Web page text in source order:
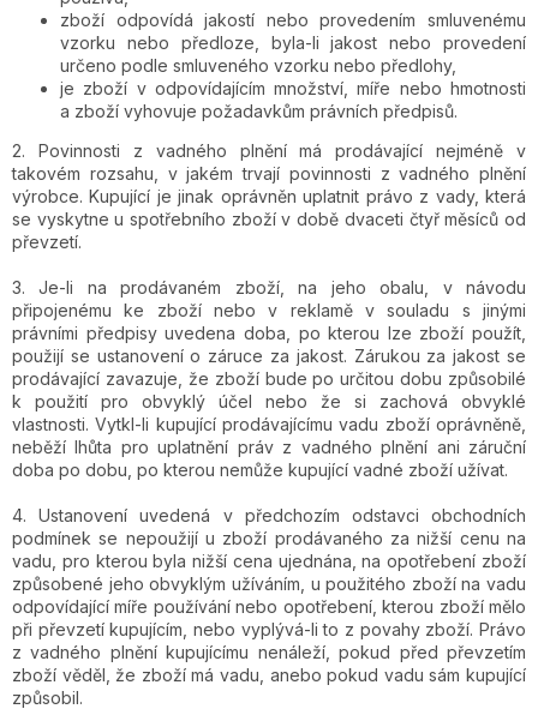
zboží odpovídá jakostí nebo provedením smluvenému
vzorku nebo předloze, byla-li jakost nebo provedení
určeno podle smluveného vzorku nebo předlohy,
je zboží v odpovídajícím množství, míře nebo hmotnosti
a zboží vyhovuje požadavkům právních předpisů.
2. Povinnosti z vadného plnění má prodávající nejméně v
takovém rozsahu, v jakém trvají povinnosti z vadného plnění
výrobce. Kupující je jinak oprávněn uplatnit právo z vady, která
se vyskytne u spotřebního zboží v době dvaceti čtyř měsíců od
převzetí.
3. Je-li na prodávaném zboží, na jeho obalu, v návodu
připojenému ke zboží nebo v reklamě v souladu s jinými
právními předpisy uvedena doba, po kterou lze zboží použít,
použijí se ustanovení o záruce za jakost. Zárukou za jakost se
prodávající zavazuje, že zboží bude po určitou dobu způsobilé
k použití pro obvyklý účel nebo že si zachová obvyklé
vlastnosti. Vytkl-li kupující prodávajícímu vadu zboží oprávněně,
neběží lhůta pro uplatnění práv z vadného plnění ani záruční
doba po dobu, po kterou nemůže kupující vadné zboží užívat.
4. Ustanovení uvedená v předchozím odstavci obchodních
podmínek se nepoužijí u zboží prodávaného za nižší cenu na
vadu, pro kterou byla nižší cena ujednána, na opotřebení zboží
způsobené jeho obvyklým užíváním, u použitého zboží na vadu
odpovídající míře používání nebo opotřebení, kterou zboží mělo
při převzetí kupujícím, nebo vyplývá-li to z povahy zboží. Právo
z vadného plnění kupujícímu nenáleží, pokud před převzetím
zboží věděl, že zboží má vadu, anebo pokud vadu sám kupující
způsobil.